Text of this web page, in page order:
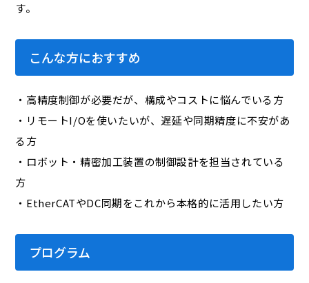
す。
こんな方におすすめ
・高精度制御が必要だが、構成やコストに悩んでいる方
・リモートI/Oを使いたいが、遅延や同期精度に不安があ
る方
・ロボット・精密加工装置の制御設計を担当されている
方
・EtherCATやDC同期をこれから本格的に活用したい方
プログラム